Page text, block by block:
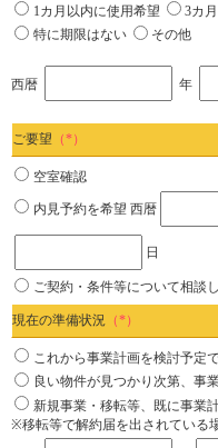
1カ月以内に使用希望 3カ
特に期限はない
その他
西暦 年
ご要望 （*）
空室確認
内見予約を希望 西暦
日
ご契約・条件等について相談
現在の準備状況 （*）
これから事業計画を検討予定
良い物件が見つかり次第、事
新規事業・移転等、既に事業
※移転等で解約届を出されている